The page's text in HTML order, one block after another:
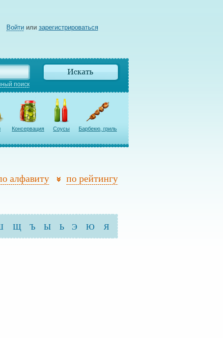
Войтиили зарегистрироваться
поиск
Консервация Соусы Барбекю, гриль
алфавиту по рейтингу
Щ Ъ Ы Ь Э Ю Я